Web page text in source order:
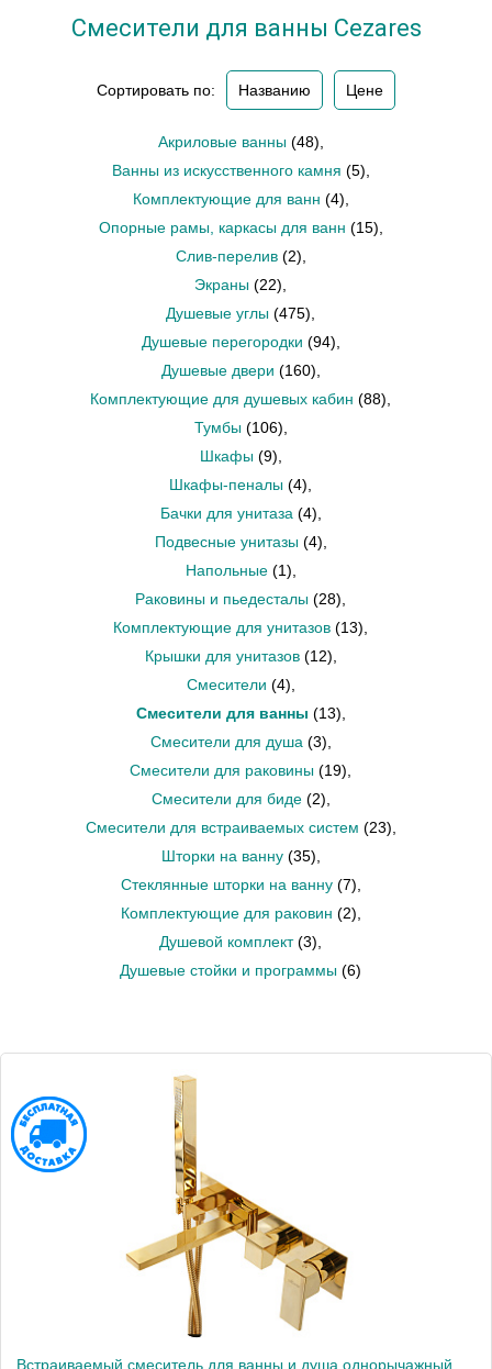
Смесители для ванны Cezares
Сортировать по: Названию Цене
Акриловые ванны (48)
Ванны из искусственного камня (5)
Комплектующие для ванн (4)
Опорные рамы, каркасы для ванн (15)
Слив-перелив (2)
Экраны (22)
Душевые углы (475)
Душевые перегородки (94)
Душевые двери (160)
Комплектующие для душевых кабин (88)
Тумбы (106)
Шкафы (9)
Шкафы-пеналы (4)
Бачки для унитаза (4)
Подвесные унитазы (4)
Напольные (1)
Раковины и пьедесталы (28)
Комплектующие для унитазов (13)
Крышки для унитазов (12)
Смесители (4)
Смесители для ванны (13)
Смесители для душа (3)
Смесители для раковины (19)
Смесители для биде (2)
Смесители для встраиваемых систем (23)
Шторки на ванну (35)
Стеклянные шторки на ванну (7)
Комплектующие для раковин (2)
Душевой комплект (3)
Душевые стойки и программы (6)